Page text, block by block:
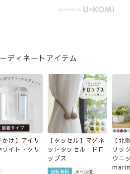
ディネートアイテム
かけ】アイリ
ワイト・クリ
【タッセル】マグネ
ットタッセル ドロ
ップス
送料無料 メール便
【北
リッ
ウニ